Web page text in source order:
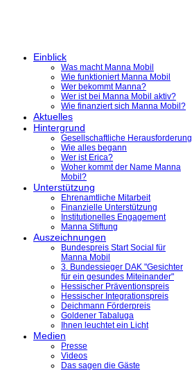
Einblick
Was macht Manna Mobil
Wie funktioniert Manna Mobil
Wer bekommt Manna?
Wer ist bei Manna Mobil aktiv?
Wie finanziert sich Manna Mobil?
Aktuelles
Hintergrund
Gesellschaftliche Herausforderung
Wie alles begann
Wer ist Erica?
Woher kommt der Name Manna
Mobil?
Unterstützung
Ehrenamtliche Mitarbeit
Finanzielle Unterstützung
Institutionelles Engagement
Manna Stiftung
Auszeichnungen
Bundespreis Start Social für
Manna Mobil
3. Bundessieger DAK "Gesichter
für ein gesundes Miteinander"
Hessischer Präventionspreis
Hessischer Integrationspreis
Deichmann Förderpreis
Goldener Tabaluga
Ihnen leuchtet ein Licht
Medien
Presse
Videos
Das sagen die Gäste